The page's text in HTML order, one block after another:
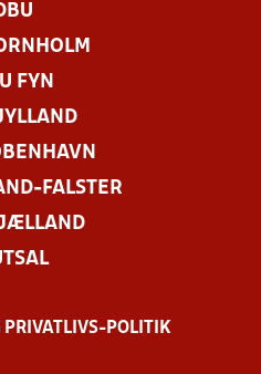
FYN
FALSTER
PRIVATLIVS-POLITIK